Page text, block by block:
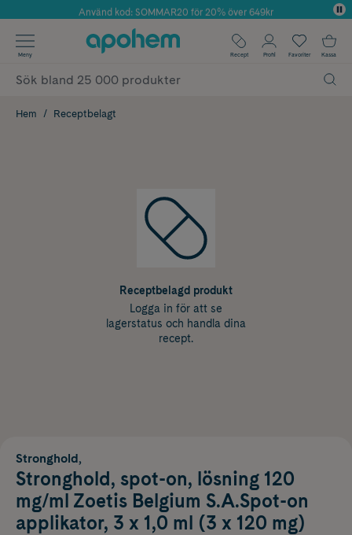
Årets Butik 2025 inom Skönhet
Använd kod: SOMMAR20 för 20% över 649kr
✓ Fri frakt
✓ Poäng på alla köp*
Meny Recept Profil Favoriter Kassa
Hem Receptbelagt
Receptbelagd produkt
Logga in för att se
lagerstatus och handla dina
recept.
Stronghold,
Stronghold, spot-on, lösning 120
mg/ml Zoetis Belgium S.A.Spot-on
applikator, 3 x 1,0 ml (3 x 120 mg)